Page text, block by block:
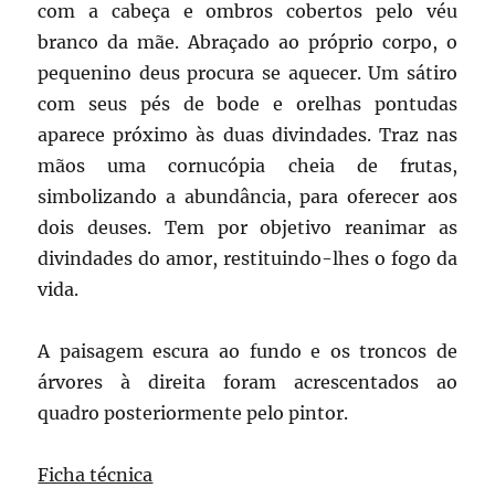
com a cabeça e ombros cobertos pelo véu
branco da mãe. Abraçado ao próprio corpo, o
pequenino deus procura se aquecer. Um sátiro
com seus pés de bode e orelhas pontudas
aparece próximo às duas divindades. Traz nas
mãos uma cornucópia cheia de frutas,
simbolizando a abundância, para oferecer aos
dois deuses. Tem por objetivo reanimar as
divindades do amor, restituindo-lhes o fogo da
vida.
A paisagem escura ao fundo e os troncos de
árvores à direita foram acrescentados ao
quadro posteriormente pelo pintor.
Ficha técnica